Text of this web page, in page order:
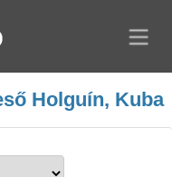
Holguín, Kuba